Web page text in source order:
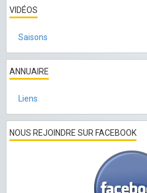
VIDÉOS
Saisons
ANNUAIRE
Liens
NOUS REJOINDRE SUR FACEBOOK